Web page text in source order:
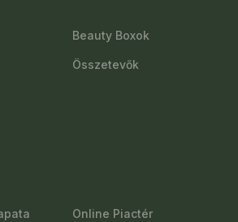
Beauty Boxok
Összetevők
Online Piactér